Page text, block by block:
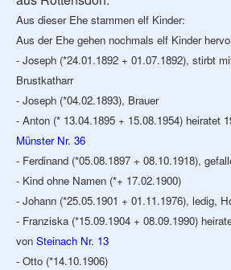
Aus dieser Ehe stammen elf Kinder:
Aus der Ehe gehen nochmals elf Kinder
- Joseph (*24.01.1892 + 01.07.1892), stirbt
Brustkatharr
- Joseph (*04.02.1893), Brauer
- Anton (* 13.04.1895 + 15.08.1954) heiratet
Münster Nr. 36
- Ferdinand (*05.08.1897 + 08.10.1918),
- Kind ohne Namen (*+ 17.02.1900)
- Johann (*25.05.1901 + 01.11.1976), ledig,
- Franziska (*15.09.1904 + 08.09.1990)
von Steinach Nr. 13
- Otto (*14.10.1906)